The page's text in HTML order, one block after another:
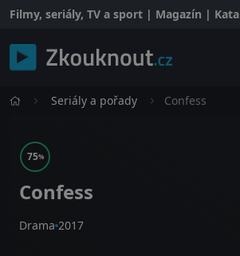
Filmy, seriály, TV a sport | Magazín |
Seriály a pořady Confess
75%
Confess
Drama 2017